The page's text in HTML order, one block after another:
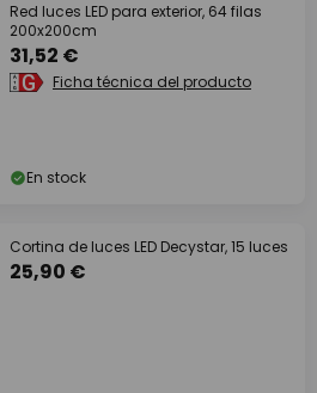
Red luces LED para exterior, 64 filas
200x200cm
31,52 €
Ficha técnica del producto
En stock
Cortina de luces LED Decystar, 15 luces
25,90 €